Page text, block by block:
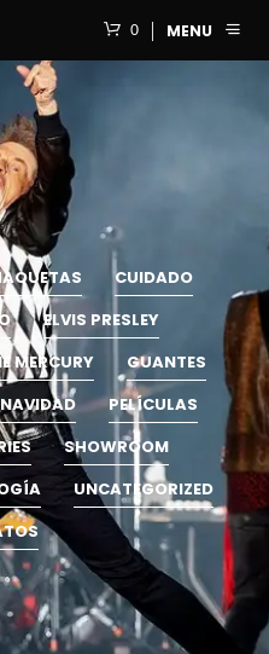
0 MENU
CUIDADO
ELVIS PRESLEY
MERCURY
GUANTES
NAVIDAD
PELÍCULAS
SHOWROOM
UNCATEGORIZED